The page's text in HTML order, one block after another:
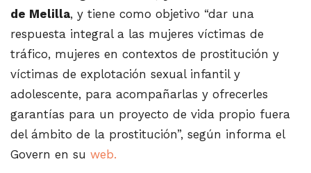
de Melilla, y tiene como objetivo “dar una
respuesta integral a las mujeres víctimas de
tráfico, mujeres en contextos de prostitución y
víctimas de explotación sexual infantil y
adolescente, para acompañarlas y ofrecerles
garantías para un proyecto de vida propio fuera
del ámbito de la prostitución”, según informa el
Govern en su web.